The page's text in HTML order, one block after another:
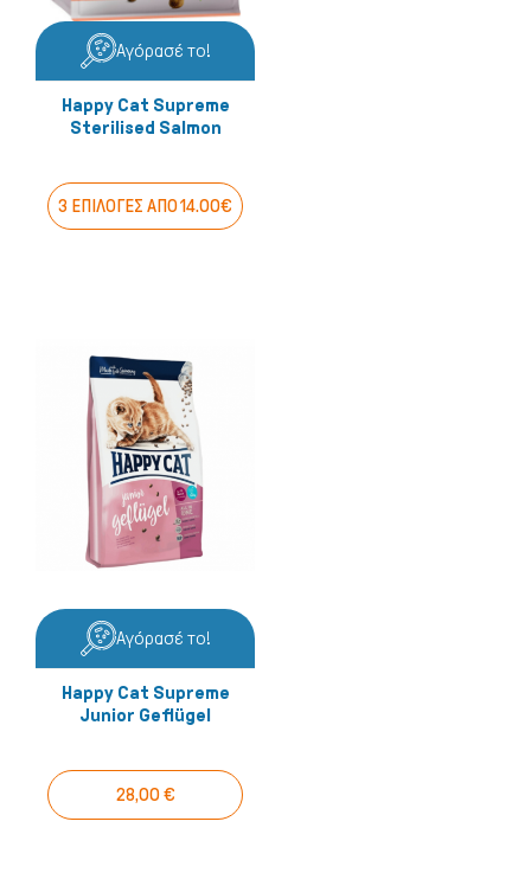
Αγόρασέ το!
Happy Cat Supreme
Sterilised Salmon
3 ΕΠΙΛΟΓΕΣ ΑΠΟ 14.00€
Αγόρασέ το!
Happy Cat Supreme
Junior Geflügel
28,00 €